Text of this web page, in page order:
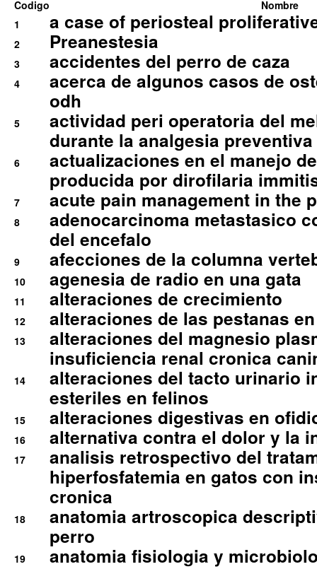
Codigo
Nombre
1
a case of periosteal
2 Preanestesia
3 accidentes del perro de caza
4
acerca de algunos casos de
odh
5
actividad peri operatoria del
durante la analgesia
6
actualizaciones en el manejo
producida por dirofilaria
7 acute pain management in the
8
adenocarcinoma metastasico
del encefalo
9 afecciones de la columna
10 agenesia de radio en una gata
11 alteraciones de crecimiento
12 alteraciones de las pestanas
13
alteraciones del magnesio
insuficiencia renal cronica
14
alteraciones del tacto urinario
esteriles en felinos
15 alteraciones digestivas en
16 alternativa contra el dolor y la
17
analisis retrospectivo del
hiperfosfatemia en gatos con
cronica
18
anatomia artroscopica
perro
19 anatomia fisiologia y